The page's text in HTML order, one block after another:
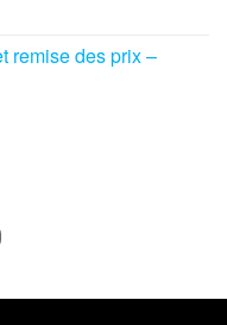
remise des prix –